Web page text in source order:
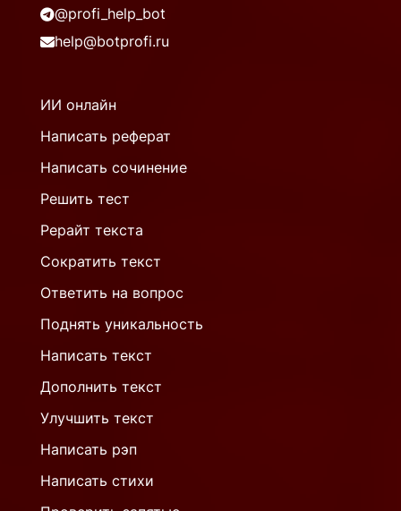
@profi_help_bot
help@botprofi.ru
ИИ онлайн
Написать реферат
Написать сочинение
Решить тест
Рерайт текста
Сократить текст
Ответить на вопрос
Поднять уникальность
Написать текст
Дополнить текст
Улучшить текст
Написать рэп
Написать стихи